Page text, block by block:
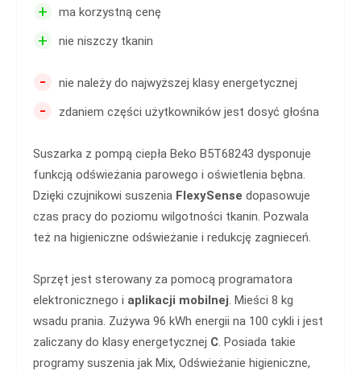
+ ma korzystną cenę
+ nie niszczy tkanin
- nie należy do najwyższej klasy energetycznej
- zdaniem części użytkowników jest dosyć głośna
Suszarka z pompą ciepła Beko B5T68243 dysponuje
funkcją odświeżania parowego i oświetlenia bębna.
Dzięki czujnikowi suszenia FlexySense dopasowuje
czas pracy do poziomu wilgotności tkanin. Pozwala
też na higieniczne odświeżanie i redukcję zagnieceń.
Sprzęt jest sterowany za pomocą programatora
elektronicznego i aplikacji mobilnej. Mieści 8 kg
wsadu prania. Zużywa 96 kWh energii na 100 cykli i jest
zaliczany do klasy energetycznej C. Posiada takie
programy suszenia jak Mix, Odświeżanie higieniczne,